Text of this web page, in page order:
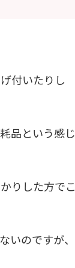
付いたりし
品という感じ
りした方でこ
のですが、